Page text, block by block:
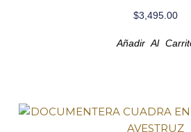
$3,495.00
Añadir Al